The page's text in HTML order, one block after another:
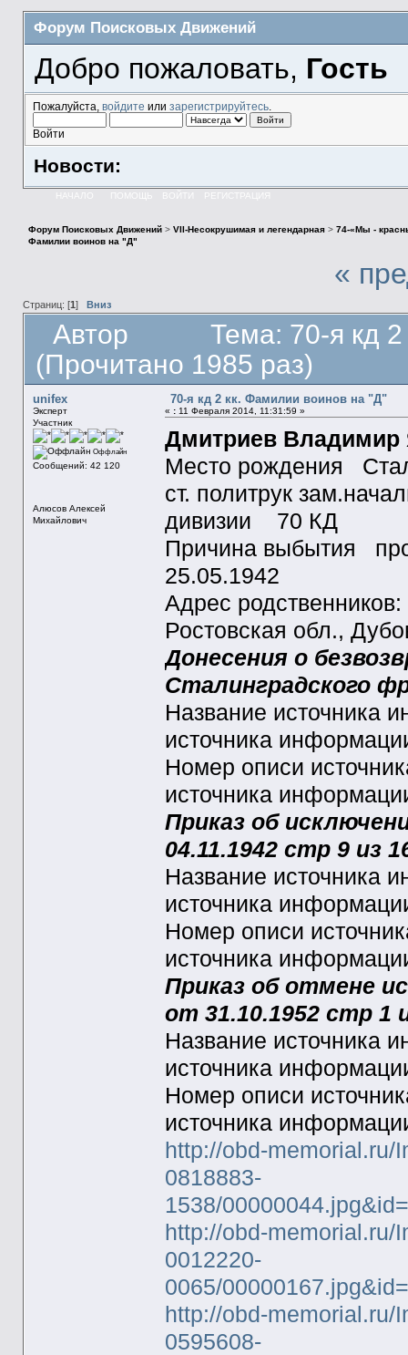
Форум Поисковых Движений
Добро пожаловать, Гость
Пожалуйста, войдите или зарегистрируйтесь.
Войти
Новости:
НАЧАЛО ПОМОЩЬ ВОЙТИ РЕГИСТРАЦИЯ
Форум Поисковых Движений> VII-Несокрушимая и легендарная> 74-«Мы -
Фамилии воинов на "Д"
«
Страниц: [1 ] Вниз
Автор
Тема: 70-я кд
(Прочитано 1985 раз)
unifex
Эксперт
Участник
Оффлайн
Сообщений: 42 120
Алюсов Алексей
Михайлович
70-я кд 2 кк. Фамилии воинов на "Д"
« :11 Февраля 2014, 11:31:59 »
Дмитриев
Место рождения
ст. политрук
дивизии 70 КД
Причина выбытия
25.05.1942
Адрес
Ростовская обл.,
Донесения о
Сталинградского
Название
источника
Номер описи
источника
Приказ об
04.11.1942 стр 9 из
Название
источника
Номер описи
источника
Приказ об отмене
от 31.10.1952 стр 1
Название
источника
Номер описи
источника
http://obd-memorial.ru/
0818883-
1538/
http://obd-memorial.ru/
0012220-
0065/
http://obd-memorial.ru/
0595608-